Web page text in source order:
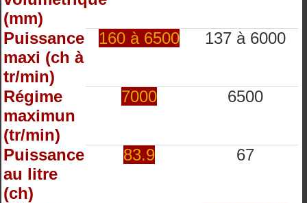
(mm)
Puissance
maxi (ch à
tr/min)
160 à 6500 137 à 6000
Régime
maximun
(tr/min)
7000 6500
Puissance
au litre
(ch)
83.9 67